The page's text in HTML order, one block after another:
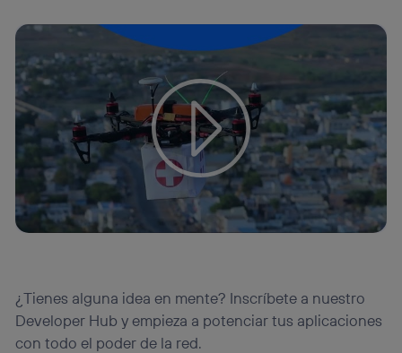
Tu configuración de cookies no permite la visualización de
este contenido
Configurar cookies
¿Tienes alguna idea en mente? Inscríbete a nuestro
Developer Hub y empieza a potenciar tus aplicaciones
con todo el poder de la red.